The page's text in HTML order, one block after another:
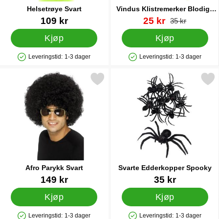
Helsetrøye Svart
Varenummer 20090
109 kr
Kjøp
Produkttilgjengelighet: På lager
Leveringstid: 1-3 dager
Vindus Klistremerker Blodige
Hender
Varenummer 88514
ny pris
25 kr gammel pris
35 kr
Kjøp
Produkttilgjengelighet: På lager
Leveringstid: 1-3 dager
Afro Parykk Svart
Varenummer 1098
149 kr
Kjøp
Leveringstid: 1-3 dager
Merk afro Parykk Svart som favoritt
Svarte Edderkopper Spooky
Varenummer 18991
35 kr
Kjøp
Leveringstid: 1-3 dager
Merk svarte